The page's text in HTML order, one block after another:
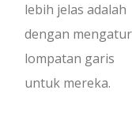
lebih jelas adalah
dengan mengatur
lompatan garis
untuk mereka.